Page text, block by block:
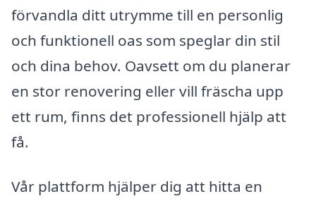
förvandla ditt utrymme till en personlig
och funktionell oas som speglar din stil
och dina behov. Oavsett om du planerar
en stor renovering eller vill fräscha upp
ett rum, finns det professionell hjälp att
få.
Vår plattform hjälper dig att hitta en